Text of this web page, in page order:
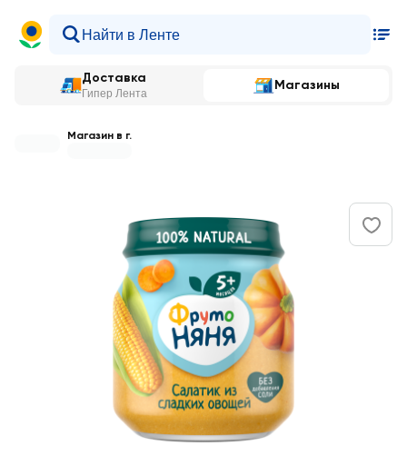
Доставка
Гипер Лента
Магазины
Магазин в г.